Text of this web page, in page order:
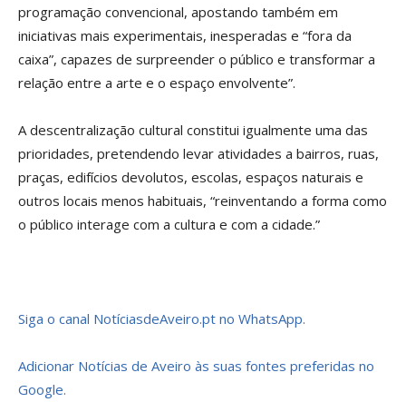
programação convencional, apostando também em
iniciativas mais experimentais, inesperadas e “fora da
caixa”, capazes de surpreender o público e transformar a
relação entre a arte e o espaço envolvente”.
A descentralização cultural constitui igualmente uma das
prioridades, pretendendo levar atividades a bairros, ruas,
praças, edifícios devolutos, escolas, espaços naturais e
outros locais menos habituais, “reinventando a forma como
o público interage com a cultura e com a cidade.”
Siga o canal NotíciasdeAveiro.pt no WhatsApp.
Adicionar Notícias de Aveiro às suas fontes preferidas no
Google.